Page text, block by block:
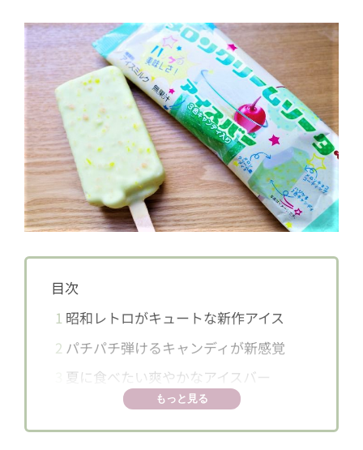
目次
1 昭和レトロがキュートな新作アイス
2 パチパチ弾けるキャンディが新感覚
夏に食べたい爽やかなアイスバー
もっと見る